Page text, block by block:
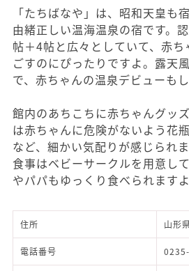
「たちばなや」は、昭和天皇も
由緒正しい温海温泉の宿です。
帖＋4帖と広々としていて、赤
ごすのにぴったりですよ。露天
で、赤ちゃんの温泉デビューも
館内のあちこちに赤ちゃんグッ
は赤ちゃんに危険がないよう花
など、細かい気配りが感じられ
食事はベビーサークルを用意し
やパパもゆっくり食べられますよ
住所 山形
電話番号